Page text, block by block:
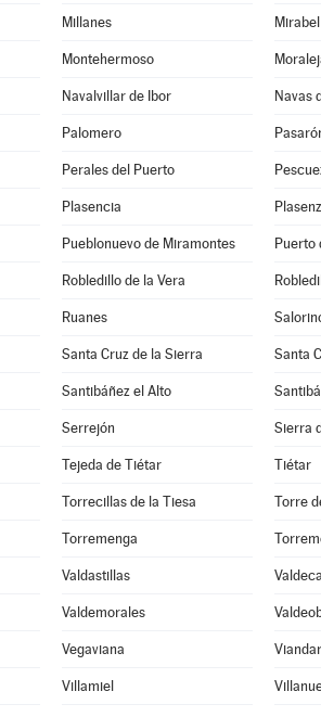
Millanes Mirabel
Montehermoso
Navalvillar de Ibor Navas
Palomero
Perales del Puerto
Plasencia
Pueblonuevo de Miramontes Puerto
Robledillo de la Vera
Ruanes
Santa Cruz de la Sierra Santa
Santibáñez el Alto
Serrejón Sierra
Tejeda de Tiétar Tiétar
Torrecillas de la Tiesa Torre
Torremenga
Valdastillas
Valdemorales
Vegaviana
Villamiel